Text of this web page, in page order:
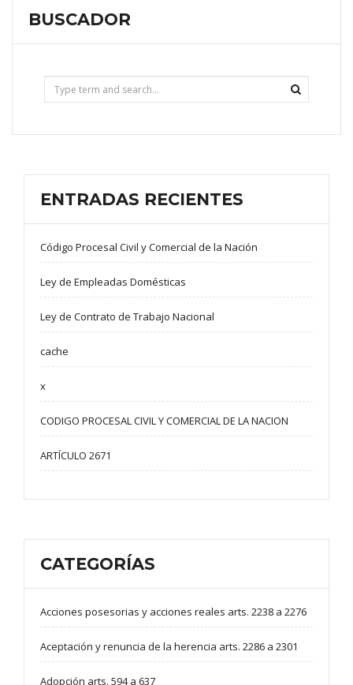
BUSCADOR
ENTRADAS RECIENTES
Código Procesal Civil y Comercial de la Nación
Ley de Empleadas Domésticas
Ley de Contrato de Trabajo Nacional
cache
x
CODIGO PROCESAL CIVIL Y COMERCIAL DE LA NACION
ARTÍCULO 2671
CATEGORÍAS
Acciones posesorias y acciones reales arts. 2238 a 2276
Aceptación y renuncia de la herencia arts. 2286 a 2301
Adopción arts. 594 a 637